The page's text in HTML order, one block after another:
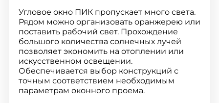
Угловое окно ПИК пропускает много света.
Рядом можно организовать оранжерею или
поставить рабочий свет. Прохождение
большого количества солнечных лучей
позволяет экономить на отоплении или
искусственном освещении.
Обеспечивается выбор конструкций с
точным соответствием необходимым
параметрам оконного проема.